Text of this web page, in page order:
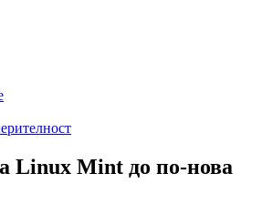
Linux Mint до по-нова